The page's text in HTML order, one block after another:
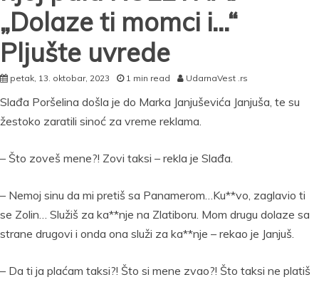
„Dolaze ti momci i…“
Pljušte uvrede
petak, 13. oktobar, 2023 1 min read UdarnaVest .rs
Slađa Poršelina došla je do Marka Janjuševića Janjuša, te su
žestoko zaratili sinoć za vreme reklama.
– Što zoveš mene?! Zovi taksi – rekla je Slađa.
– Nemoj sinu da mi pretiš sa Panamerom…Ku**vo, zaglavio ti
se Zolin… Služiš za ka**nje na Zlatiboru. Mom drugu dolaze sa
strane drugovi i onda ona služi za ka**nje – rekao je Janjuš.
– Da ti ja plaćam taksi?! Što si mene zvao?! Što taksi ne platiš